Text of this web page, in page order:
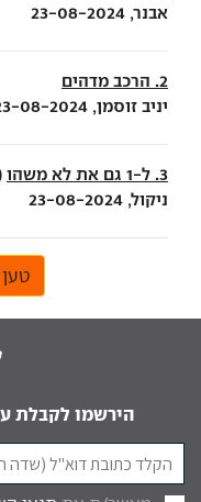
אבנר, 23-08-2024
2. הרכב מדהים
יניב זוסמן, 23-08-2024
3. ל-1 גם את לא משהו
ניקול, 23-08-2024
הירשמו לקבלת